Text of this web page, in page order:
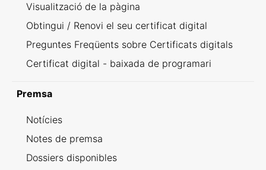
Visualització de la pàgina
Obtingui / Renovi el seu certificat digital
Preguntes Freqüents sobre Certificats digitals
Certificat digital - baixada de programari
Premsa
Notícies
Notes de premsa
Dossiers disponibles